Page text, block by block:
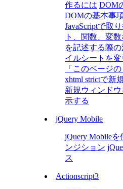
作るには DOM
DOMの基本事
JavaScriptで取
ト、関数、変
を記述する際
イルシートを変
「このページ
xhtml strictで新
新規ウィンド
示する
jQuery Mobile
jQuery Mobile
ンジション
ス
Actionscript3